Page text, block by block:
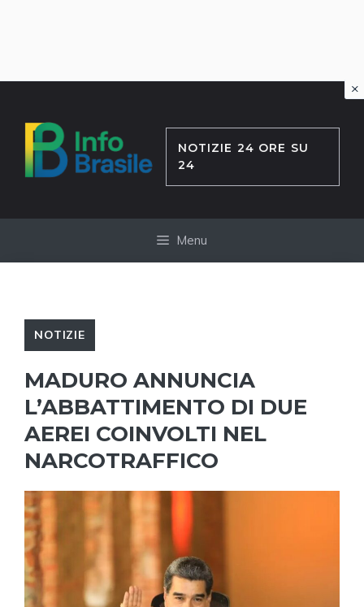
contenuto
NOTIZIE 24 ORE SU
24
Menu
NOTIZIE
MADURO ANNUNCIA
L’ABBATTIMENTO DI DUE
AEREI COINVOLTI NEL
NARCOTRAFFICO
×